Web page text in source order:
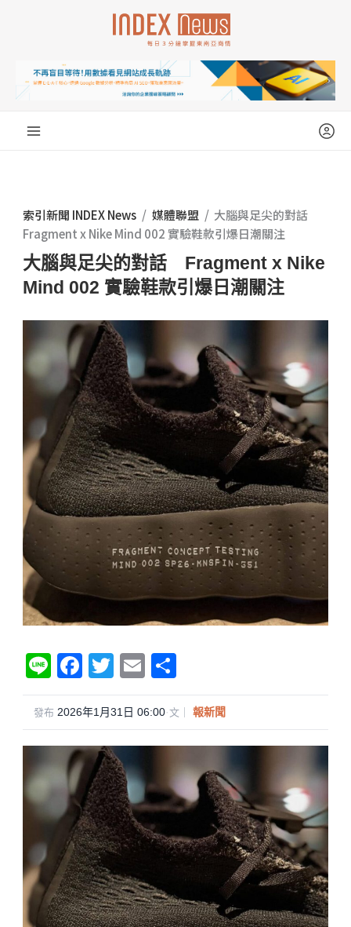
索引新聞 INDEX News / 媒體聯盟 / 大腦與足尖的對話
Fragment x Nike Mind 002 實驗鞋款引爆日潮關注
大腦與足尖的對話 Fragment x Nike
Mind 002 實驗鞋款引爆日潮關注
Li
n
e
F
a
c
e
b
o
o
k
T
wi
tt
er
E
m
ail
享
發布 2026年1月31日 06:00·文｜ 報新聞